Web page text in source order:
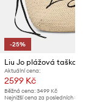
-25%
Liu Jo plážová taška
Aktuální cena:
2599 Kč
Běžná cena: 3499 Kč
Nejnižší cena za posledních 30 dnů